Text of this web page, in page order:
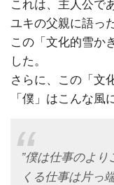
ユキの父親に語っ
この「文化的雪か
した。
さらに、この「文
「僕」はこんな風
”僕は仕事のよ
くる仕事は片っ